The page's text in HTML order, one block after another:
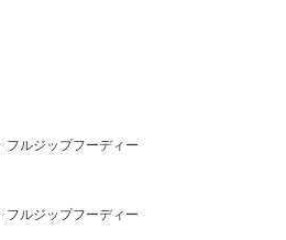
フルジップフーディー
フルジップフーディー